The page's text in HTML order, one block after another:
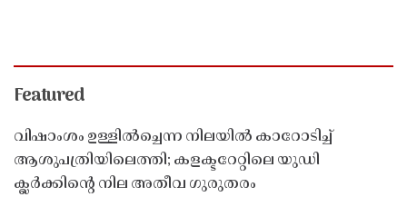
Featured
വിഷാംശം ഉള്ളിൽച്ചെന്ന നിലയിൽ കാറോടിച്ച്
ആശുപത്രിയിലെത്തി; കളക്ടറേറ്റിലെ യുഡി
ക്ലർക്കിൻ്റെ നില അതീവ ഗുരുതരം